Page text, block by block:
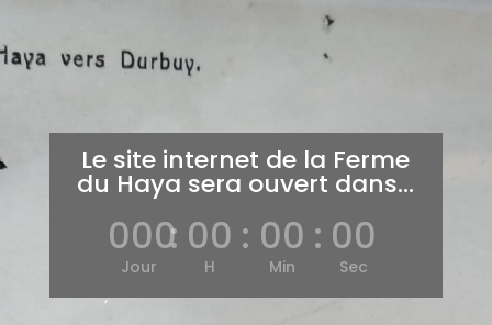
Le site internet de la Ferme
du Haya sera ouvert dans...
000
Jour
: 00
H
: 00
Min
: 00
Sec